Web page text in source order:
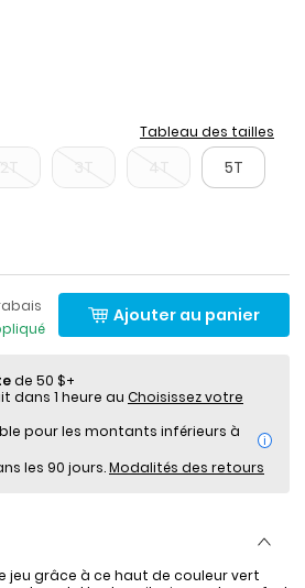
Tableau des tailles
5T
de rabais
par le fabricantAjouter au panier
de 50 $+
dans 1 heure au Choisissez votre
i
les 90 jours.Modalités des retours
jeu grâce à ce haut de couleur vert